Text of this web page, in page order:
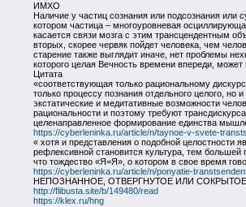
ИМХО
Наличие у частиц сознания или подсознания или
котором частица – многоуровневая
касается связи мозга с этим трансцендентным
вторых, скорее червяк пойдет человека, чем
старение также выглядит иначе, нет проблемы
которого целая Вечность времени впереди,
Цитата
«соответствующая только рациональному
только процессу познания отдельного целого,
экстатические и медитативные возможности
рациональности и поэтому требуют
целенаправленное формирование единства
https://cyberleninka.ru/article/n/taynoe-v-svete-
« хотя и представления о подобной
рефлексивной становится культура, тем большей
что тождество «Я=Я», о котором в свое время
https://cyberleninka.ru/article/n/ponyatie-
НЕПОЗНАННОЕ, ОТВЕРГНУТОЕ ИЛИ
http://flibusta.site/b/149480/read
https://klex.ru/hng